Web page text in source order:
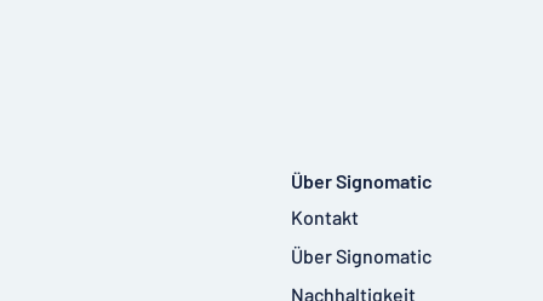
Über Signomatic
Kontakt
Über Signomatic
Nachhaltigkeit